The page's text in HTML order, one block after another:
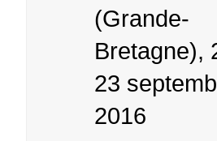
(Grande-
Bretagne),
23
2016